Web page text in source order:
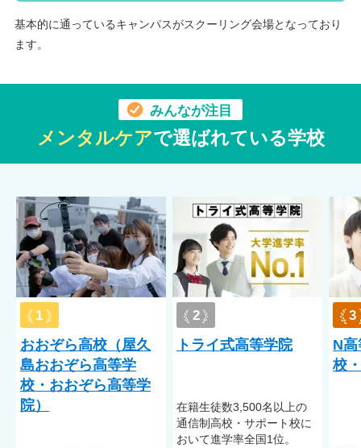
基本的に通っているキャンパスがスクーリング会場となっており
ます。
みんなが注目
メンタルケアで選ばれている学校
1
おおぞら高校（屋久
島おおぞら高等学
校・おおぞら高等学
院）
2
トライ式高等学院
在籍⽣徒数3,500名以上の
通信制⾼校・サポート校に
おいて進学率全国1位。
3
N
校